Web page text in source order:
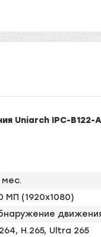
Uniarch IPC-B122-
мес.
МП (1920х1080)
H.265, Ultra 265